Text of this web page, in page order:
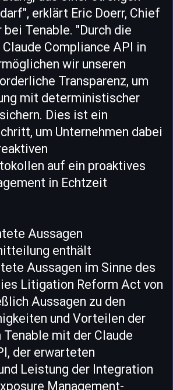
erklärt Eric Doerr, Chief
Tenable. "Durch die
Compliance API in
wir unseren
Transparenz, um
mit deterministischer
Dies ist ein
um Unternehmen dabei
auf ein proaktives
in Echtzeit
Aussagen
enthält
Aussagen im Sinne des
Litigation Reform Act von
Aussagen zu den
und Vorteilen der
mit der Claude
der erwarteten
Leistung der Integration
Management-